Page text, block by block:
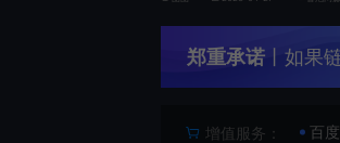
郑重承诺 丨如果
增值服务： 百